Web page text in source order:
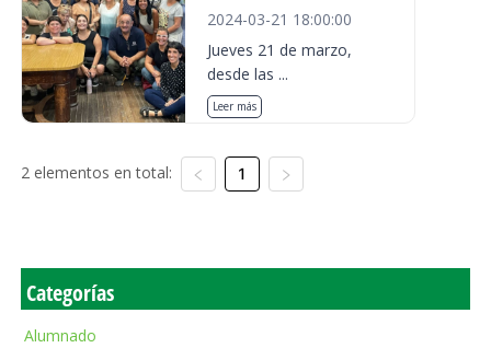
2024-03-21 18:00:00
Jueves 21 de marzo,
desde las ...
Leer más
2 elementos en total: 1
Categorías
Alumnado